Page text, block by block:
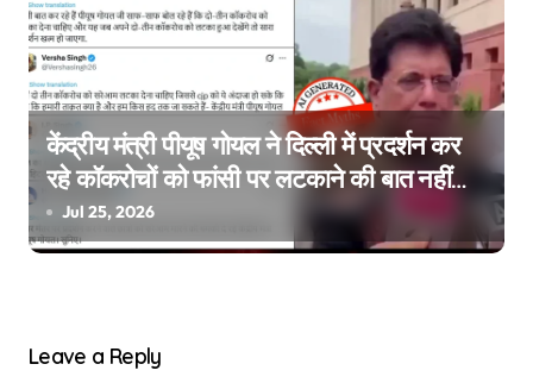
केंद्रीय मंत्री पीयूष गोयल ने दिल्ली में प्रदर्शन कर
रहे कॉकरोचों को फांसी पर लटकाने की बात नहीं
की, वायरल वीडियो AI जेनरेटेड है
Jul 25, 2026
Leave a Reply